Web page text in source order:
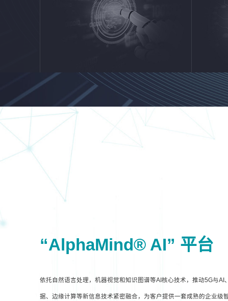
“AlphaMind® AI” 平台
依托自然语言处理，机器视觉和知识图谱等AI核心技术，推动5G与AI
据、边缘计算等新信息技术紧密融合，为客户提供一套成熟的企业级